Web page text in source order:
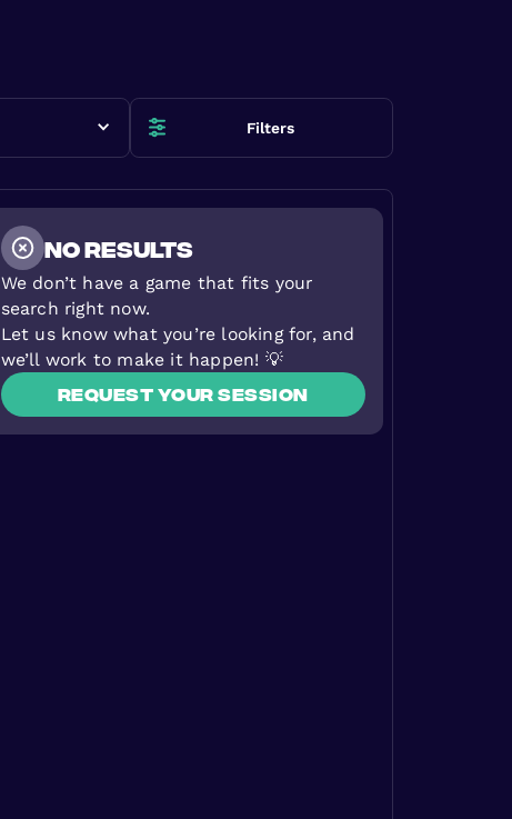
Filters
NO RESULTS
We don’t have a game that fits your
search right now.
Let us know what you’re looking for, and
we’ll work to make it happen! 💡
Request your session